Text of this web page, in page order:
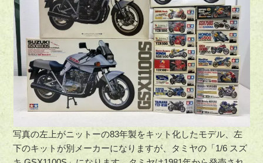
写真の左上がニットーの83年製をキット化したモデル、左
下のキットが別メーカーになりますが、タミヤの「1/6 スズ